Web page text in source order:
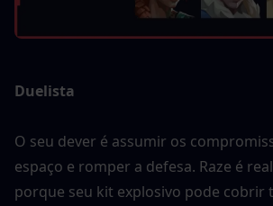
Duelista
O seu dever é assumir os
espaço e romper a defesa. Raze é
porque seu kit explosivo pode cobrir